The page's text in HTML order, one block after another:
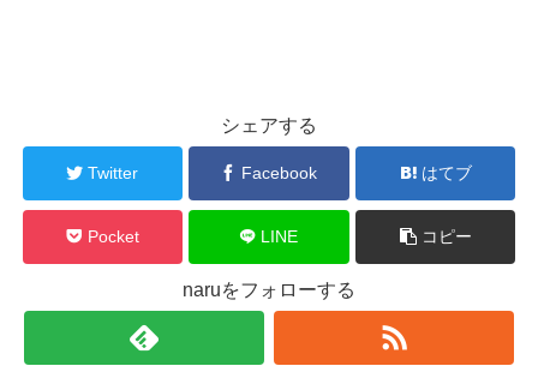
シェアする
Twitter Facebook はてブ
Pocket LINE コピー
naruをフォローする